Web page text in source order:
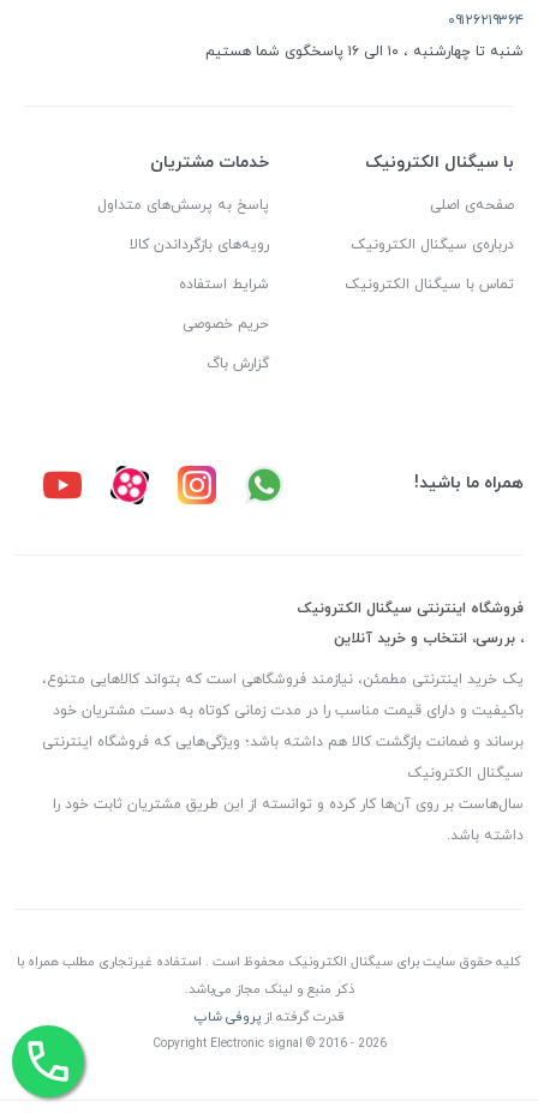
۰۹۱۲۶۲۱۹۳۶۴
شنبه تا چهارشنبه ، ۱۰ الی ۱۶ پاسخگوی شما هستیم
با سیگنال الکترونیک
صفحه‌ی اصلی
درباره‌ی سیگنال الکترونیک
تماس با سیگنال الکترونیک
خدمات مشتریان
پاسخ به پرسش‌های متداول
رویه‌های بازگرداندن کالا
شرایط استفاده
حریم خصوصی
گزارش باگ
همراه ما باشید!
فروشگاه اینترنتی سیگنال الکترونیک
، بررسی، انتخاب و خرید آنلاین
یک خرید اینترنتی مطمئن، نیازمند فروشگاهی است که بتواند کالاهایی متنوع،
باکیفیت و دارای قیمت مناسب را در مدت زمانی کوتاه به دست مشتریان خود
برساند و ضمانت بازگشت کالا هم داشته باشد؛ ویژگی‌هایی که فروشگاه اینترنتی
سیگنال الکترونیک
سال‌هاست بر روی آن‌ها کار کرده و توانسته از این طریق مشتریان ثابت خود را
داشته باشد.
کلیه حقوق سایت برای سیگنال الکترونیک محفوظ است . استفاده غیرتجاری مطلب همراه با
ذکر منبع و لینک مجاز می‌باشد.
قدرت گرفته ازپروفی شاپ
Copyright Electronic signal © 2016 - 2026